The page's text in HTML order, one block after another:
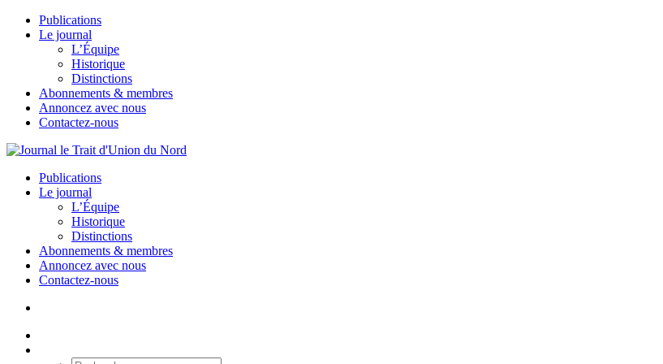
Publications
Le journal
L’Équipe
Historique
Distinctions
Abonnements & membres
Annoncez avec nous
Contactez-nous
Publications
Le journal
L’Équipe
Historique
Distinctions
Abonnements & membres
Annoncez avec nous
Contactez-nous